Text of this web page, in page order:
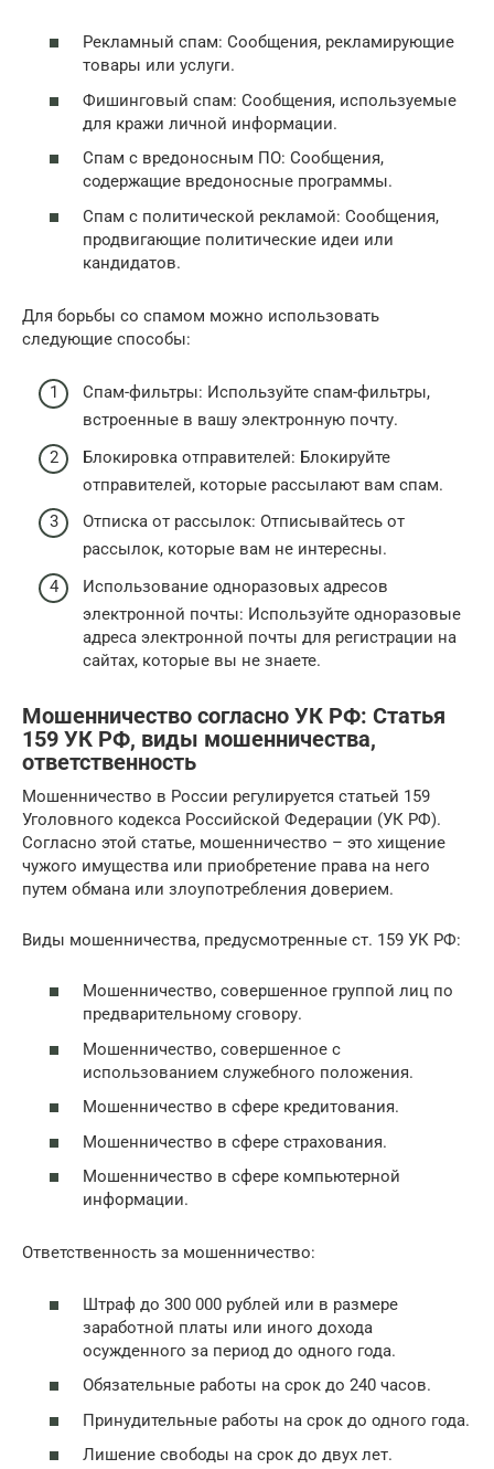
Рекламный спам: Сообщения, рекламирующие
товары или услуги.
Фишинговый спам: Сообщения, используемые
для кражи личной информации.
Спам с вредоносным ПО: Сообщения,
содержащие вредоносные программы.
Спам с политической рекламой: Сообщения,
продвигающие политические идеи или
кандидатов.
Для борьбы со спамом можно использовать
следующие способы:
Спам-фильтры: Используйте спам-фильтры,
встроенные в вашу электронную почту.
Блокировка отправителей: Блокируйте
отправителей, которые рассылают вам спам.
Отписка от рассылок: Отписывайтесь от
рассылок, которые вам не интересны.
Использование одноразовых адресов
электронной почты: Используйте одноразовые
адреса электронной почты для регистрации на
сайтах, которые вы не знаете.
Мошенничество согласно УК РФ: Статья
159 УК РФ, виды мошенничества,
ответственность
Мошенничество в России регулируется статьей 159
Уголовного кодекса Российской Федерации (УК РФ).
Согласно этой статье, мошенничество – это хищение
чужого имущества или приобретение права на него
путем обмана или злоупотребления доверием.
Виды мошенничества, предусмотренные ст. 159 УК РФ:
Мошенничество, совершенное группой лиц по
предварительному сговору.
Мошенничество, совершенное с
использованием служебного положения.
Мошенничество в сфере кредитования.
Мошенничество в сфере страхования.
Мошенничество в сфере компьютерной
информации.
Ответственность за мошенничество:
Штраф до 300 000 рублей или в размере
заработной платы или иного дохода
осужденного за период до одного года.
Обязательные работы на срок до 240 часов.
Принудительные работы на срок до одного года.
Лишение свободы на срок до двух лет.